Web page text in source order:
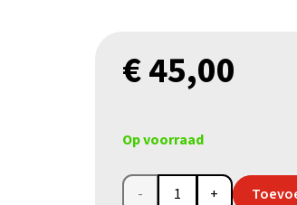
€45,00
Op voorraad
Beeld